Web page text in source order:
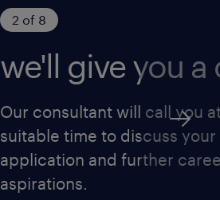
2 of 8
we'll give you a
Our consultant will call you
suitable time to discuss your
application and further
aspirations.